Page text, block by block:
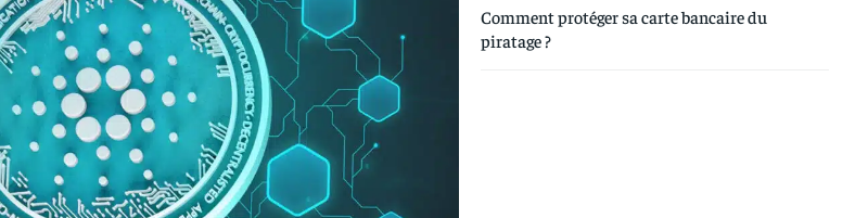
Comment protéger sa carte bancaire du
piratage ?